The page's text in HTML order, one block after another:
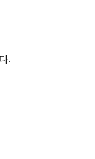
.